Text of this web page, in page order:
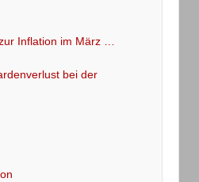
Inflation im März …
bei der